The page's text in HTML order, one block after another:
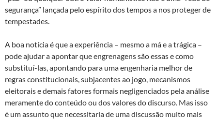
segurança” lançada pelo espírito dos tempos a nos proteger de
tempestades.
A boa notícia é que a experiência – mesmo a má e a trágica –
pode ajudar a apontar que engrenagens são essas e como
substituí-las, apontando para uma engenharia melhor de
regras constitucionais, subjacentes ao jogo, mecanismos
eleitorais e demais fatores formais negligenciados pela análise
meramente do conteúdo ou dos valores do discurso. Mas isso
é um assunto que necessitaria de uma discussão muito mais